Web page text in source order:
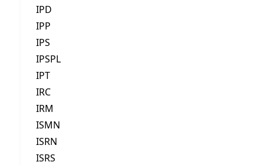
IPD
IPP
IPS
IPSPL
IPT
IRC
IRM
ISMN
ISRN
ISRS